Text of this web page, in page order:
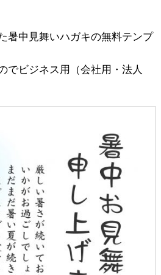
暑中見舞いハガキの無料テンプ
でビジネス用（会社用・法人